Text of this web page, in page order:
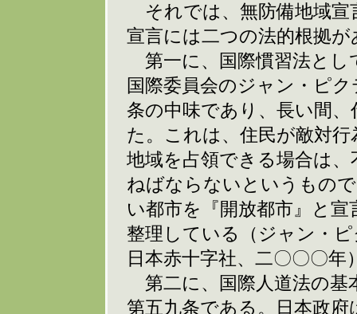
それでは、無防備地域宣
宣言には二つの法的根拠が
第一に、国際慣習法とし
国際委員会のジャン・ピ
条の中味であり、長い間
た。これは、住民が敵対
地域を占領できる場合は
ねばならないというもの
い都市を『開放都市』と
整理している（ジャン・
日本赤十字社、二〇〇〇年
第二に、国際人道法の基
第五九条である。日本政